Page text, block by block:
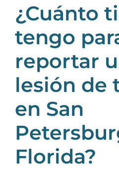
¿Cuánto
tengo
reportar
lesión de
en San
Florida?